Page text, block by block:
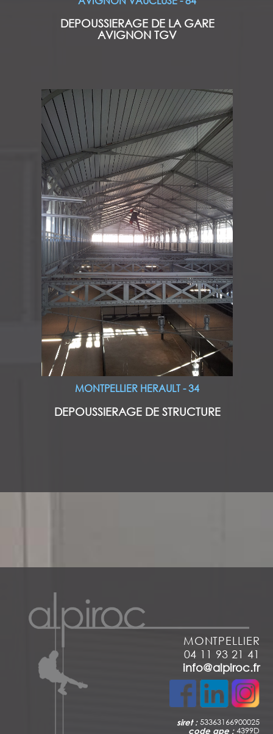
DEPOUSSIERAGE DE LA GARE
AVIGNON TGV
MONTPELLIER HERAULT - 34
DEPOUSSIERAGE DE STRUCTURE
MONTPELLIER
04 11 93 21 41
info@alpiroc.fr
siret :53363166900025
code ape :4399D